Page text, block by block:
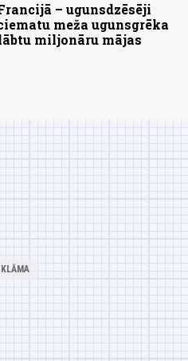
– ugunsdzēsēji
meža ugunsgrēka
miljonāru mājas